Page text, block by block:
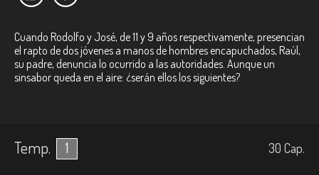
Cuando Rodolfo y José, de 11 y 9 años respectivamente, presencian
el rapto de dos jóvenes a manos de hombres encapuchados, Raúl,
su padre, denuncia lo ocurrido a las autoridades. Aunque un
sinsabor queda en el aire: ¿serán ellos los siguientes?
Temp. 1 30 Cap.